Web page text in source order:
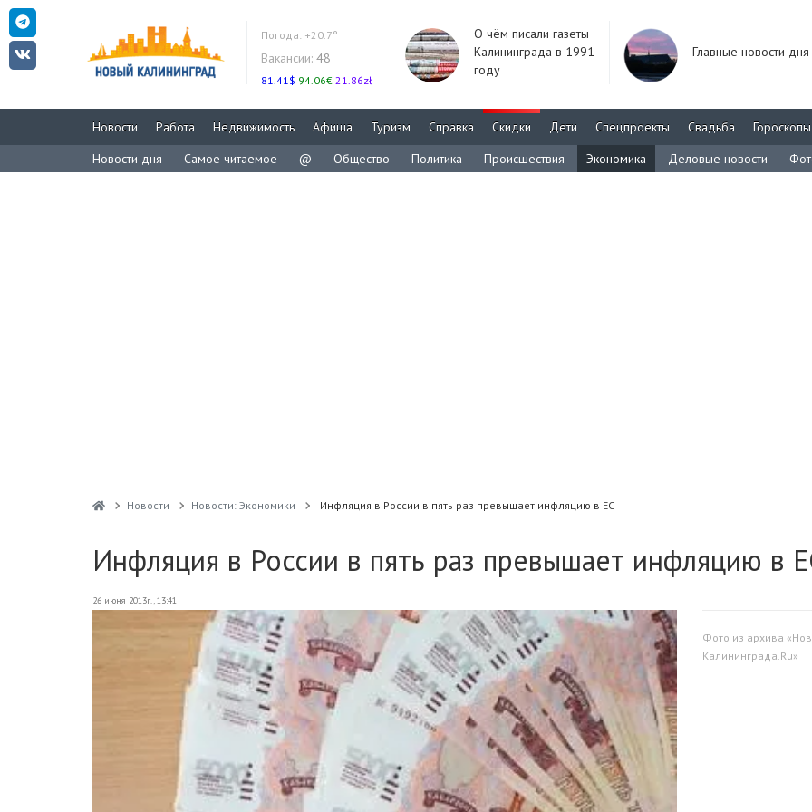
Погода: +20.7°
Вакансии: 48
81.41$ 94.06€ 21.86zł
О чём писали газеты
Калининграда в 1991
году
Главные новости дня
Новости Работа Недвижимость Афиша Туризм Справка Скидки Дети Спецпроекты Свадьба
Гороскопы
Новости дня
Самое читаемое @ Общество Политика Происшествия Экономика Деловые новости
Новости Новости: Экономики Инфляция в России в пять раз превышает инфляцию в ЕС
Инфляция в России в пять раз превышает инфляцию в
26 июня 2013г., 13:41
Фото из архива
Калининграда.Ru»